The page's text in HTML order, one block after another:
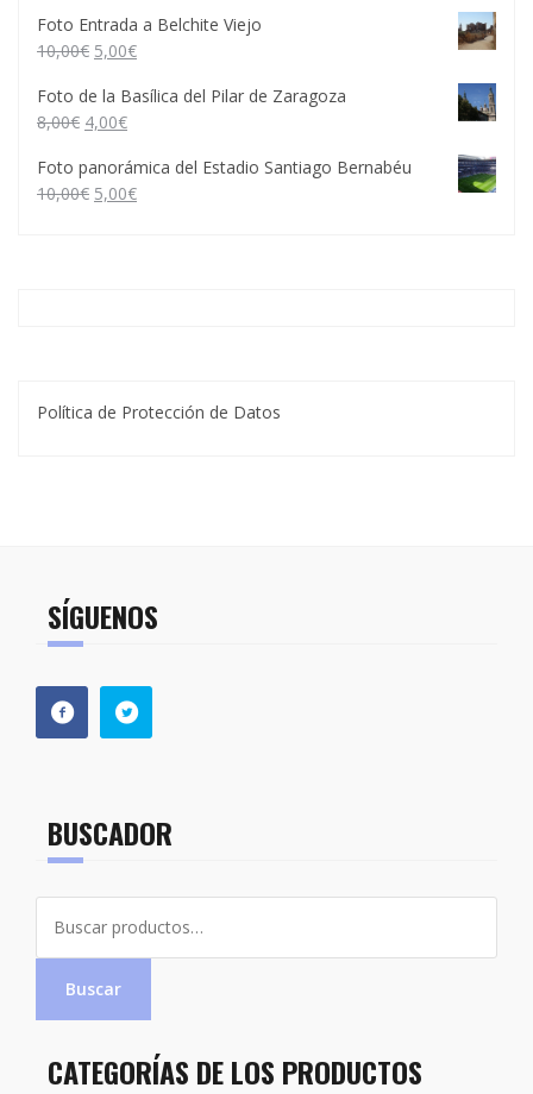
Foto Entrada a Belchite Viejo
10,00€ 5,00€
Foto de la Basílica del Pilar de Zaragoza
8,00€ 4,00€
Foto panorámica del Estadio Santiago Bernabéu
10,00€ 5,00€
Política de Protección de Datos
SÍGUENOS
BUSCADOR
por:
Buscar
CATEGORÍAS DE LOS PRODUCTOS